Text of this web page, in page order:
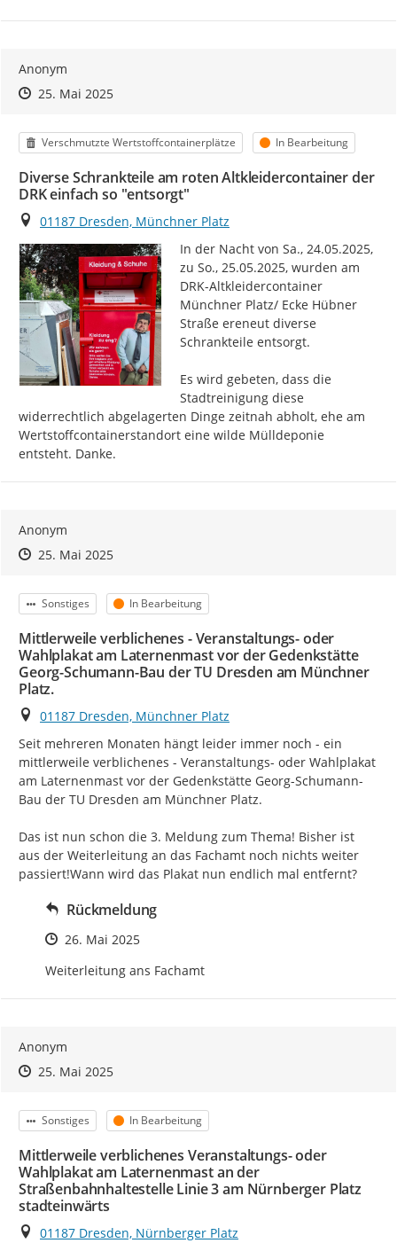
Anonym
Zeitpunkt des Erstellens
Zeitpunkt des Erstellens
25. Mai 2025Zur Äußerung
Kategorie
Verschmutzte Wertstoffcontainerplätze Status
In Bearbeitung
Diverse Schrankteile am roten Altkleidercontainer der
DRK einfach so "entsorgt"
Ort
01187 Dresden, Münchner Platz
In der Nacht von Sa., 24.05.2025,
zu So., 25.05.2025, wurden am
DRK-Altkleidercontainer
Münchner Platz/ Ecke Hübner
Straße ereneut diverse
Schrankteile entsorgt.
Es wird gebeten, dass die
Stadtreinigung diese
widerrechtlich abgelagerten Dinge zeitnah abholt, ehe am
Wertstoffcontainerstandort eine wilde Mülldeponie
entsteht. Danke.
Anonym
Zeitpunkt des Erstellens
Zeitpunkt des Erstellens
25. Mai 2025Zur Äußerung
Kategorie
Sonstiges Status
In Bearbeitung
Mittlerweile verblichenes - Veranstaltungs- oder
Wahlplakat am Laternenmast vor der Gedenkstätte
Georg-Schumann-Bau der TU Dresden am Münchner
Platz.
Ort
01187 Dresden, Münchner Platz
Seit mehreren Monaten hängt leider immer noch - ein
mittlerweile verblichenes - Veranstaltungs- oder Wahlplakat
am Laternenmast vor der Gedenkstätte Georg-Schumann-
Bau der TU Dresden am Münchner Platz.
Das ist nun schon die 3. Meldung zum Thema! Bisher ist
aus der Weiterleitung an das Fachamt noch nichts weiter
passiert!Wann wird das Plakat nun endlich mal entfernt?
Rückmeldung
Zeitpunkt des Erstellens
26. Mai 2025
Weiterleitung ans Fachamt
Anonym
Zeitpunkt des Erstellens
Zeitpunkt des Erstellens
25. Mai 2025Zur Äußerung
Kategorie
Sonstiges Status
In Bearbeitung
Mittlerweile verblichenes Veranstaltungs- oder
Wahlplakat am Laternenmast an der
Straßenbahnhaltestelle Linie 3 am Nürnberger Platz
stadteinwärts
Ort
01187 Dresden, Nürnberger Platz